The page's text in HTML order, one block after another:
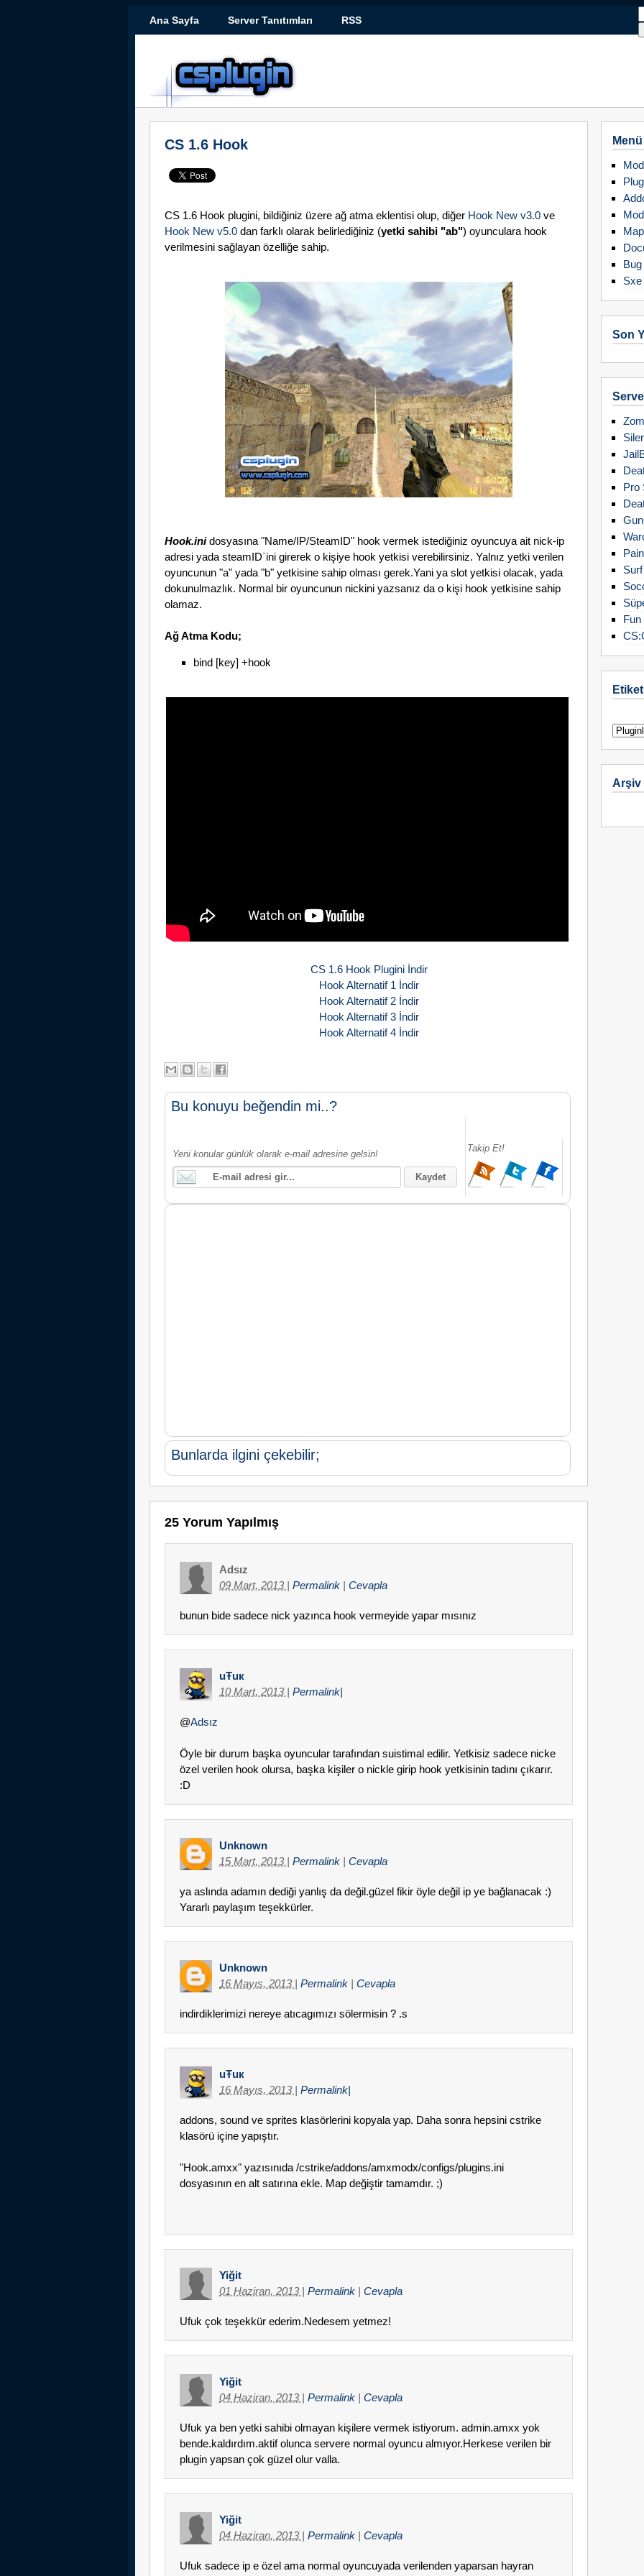
Ana Sayfa Server Tanıtımları RSS
CS 1.6 Hook
CS 1.6 Hook plugini, bildiğiniz üzere ağ atma eklentisi olup, diğer Hook New v3.0 ve
Hook New v5.0 dan farklı olarak belirlediğiniz (yetki sahibi "ab") oyunculara hook
verilmesini sağlayan özelliğe sahip.
Hook.inidosyasına "Name/IP/SteamID" hook vermek istediğiniz oyuncuya ait nick-ip
adresi yada steamID`ini girerek o kişiye hook yetkisi verebilirsiniz. Yalnız yetki verilen
oyuncunun "a" yada "b" yetkisine sahip olması gerek.Yani ya slot yetkisi olacak, yada
dokunulmazlık. Normal bir oyuncunun nickini yazsanız da o kişi hook yetkisine sahip
olamaz.
Ağ Atma Kodu;
bind [key] +hook
CS 1.6 Hook Plugini İndir
Hook Alternatif 1 İndir
Hook Alternatif 2 İndir
Hook Alternatif 3 İndir
Hook Alternatif 4 İndir
Bu konuyu beğendin mi..?
Yeni konular günlük olarak e-mail adresine gelsin!
Takip Et!
Bunlarda ilgini çekebilir;
25 Yorum Yapılmış
Adsız
09 Mart, 2013 | Permalink | Cevapla
bunun bide sadece nick yazınca hook vermeyide yapar mısınız
uŦuк
10 Mart, 2013 | Permalink|
@Adsız
Öyle bir durum başka oyuncular tarafından suistimal edilir. Yetkisiz sadece nicke
özel verilen hook olursa, başka kişiler o nickle girip hook yetkisinin tadını çıkarır.
:D
Unknown
15 Mart, 2013 | Permalink | Cevapla
ya aslında adamın dediği yanlış da değil.güzel fikir öyle değil ip ye bağlanacak :)
Yararlı paylaşım teşekkürler.
Unknown
16 Mayıs, 2013 | Permalink | Cevapla
indirdiklerimizi nereye atıcagımızı sölermisin ? .s
uŦuк
16 Mayıs, 2013 | Permalink|
addons, sound ve sprites klasörlerini kopyala yap. Daha sonra hepsini cstrike
klasörü içine yapıştır.
"Hook.amxx" yazısınıda /cstrike/addons/amxmodx/configs/plugins.ini
dosyasının en alt satırına ekle. Map değiştir tamamdır. ;)
Yiğit
01 Haziran, 2013 | Permalink | Cevapla
Ufuk çok teşekkür ederim.Nedesem yetmez!
Yiğit
04 Haziran, 2013 | Permalink | Cevapla
Ufuk ya ben yetki sahibi olmayan kişilere vermek istiyorum. admin.amxx yok
bende.kaldırdım.aktif olunca servere normal oyuncu almıyor.Herkese verilen bir
plugin yapsan çok güzel olur valla.
Yiğit
04 Haziran, 2013 | Permalink | Cevapla
Ufuk sadece ip e özel ama normal oyuncuyada verilenden yaparsan hayran
Menü
Sxe
Son
Pro
Arşiv